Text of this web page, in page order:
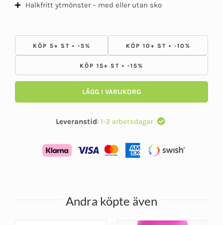
Halkfritt ytmönster – med eller utan sko
KÖP 5+ ST • -5% KÖP 10+ ST • -10%
KÖP 15+ ST • -15%
LÄGG I VARUKORG
Leveranstid: 1-3 arbetsdagar
Andra köpte även